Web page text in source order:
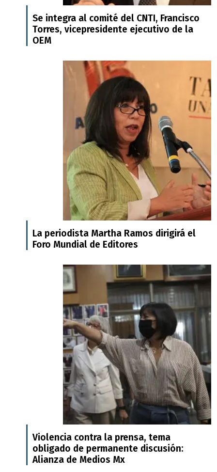
Se integra al comité del CNTI, Francisco
Torres, vicepresidente ejecutivo de la
OEM
La periodista Martha Ramos dirigirá el
Foro Mundial de Editores
Violencia contra la prensa, tema
obligado de permanente discusión:
Alianza de Medios Mx